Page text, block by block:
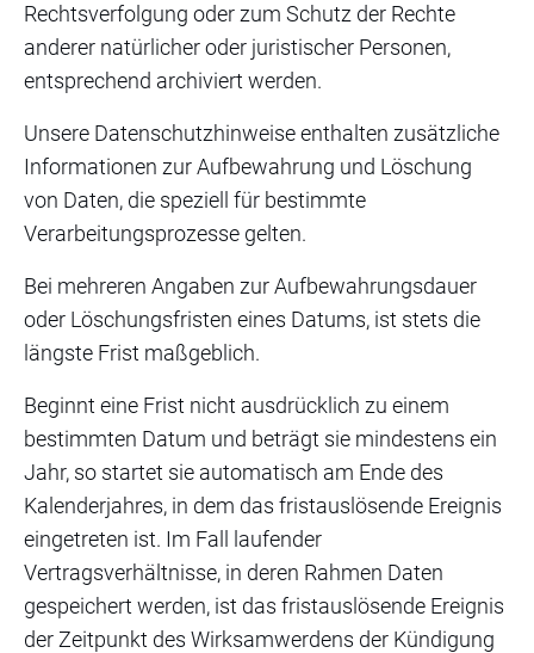
Rechtsverfolgung oder zum Schutz der Rechte
anderer natürlicher oder juristischer Personen,
entsprechend archiviert werden.
Unsere Datenschutzhinweise enthalten zusätzliche
Informationen zur Aufbewahrung und Löschung
von Daten, die speziell für bestimmte
Verarbeitungsprozesse gelten.
Bei mehreren Angaben zur Aufbewahrungsdauer
oder Löschungsfristen eines Datums, ist stets die
längste Frist maßgeblich.
Beginnt eine Frist nicht ausdrücklich zu einem
bestimmten Datum und beträgt sie mindestens ein
Jahr, so startet sie automatisch am Ende des
Kalenderjahres, in dem das fristauslösende Ereignis
eingetreten ist. Im Fall laufender
Vertragsverhältnisse, in deren Rahmen Daten
gespeichert werden, ist das fristauslösende Ereignis
der Zeitpunkt des Wirksamwerdens der Kündigung